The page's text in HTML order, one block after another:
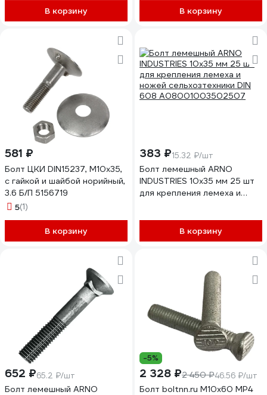
ГОСТ 7786-81
A08001206005005
В корзину
В корзину
581 ₽
Болт ЦКИ DIN15237, М10x35,
с гайкой и шайбой норийный,
3.6 Б/П 5156719
5(1)
В корзину
383 ₽15.32 ₽/шт
Болт лемешный ARNO
INDUSTRIES 10х35 мм 25 шт
для крепления лемеха и
В корзину
652 ₽65.2 ₽/шт
Болт лемешный ARNO
-5%
2 328 ₽2 450 ₽46.56 ₽/шт
Болт boltnn.ru М10x60 МР4